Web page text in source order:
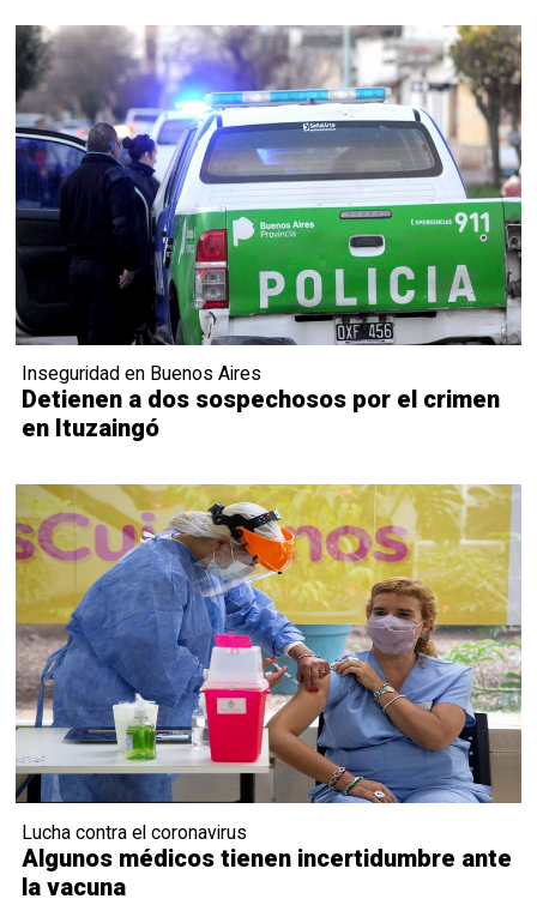
Inseguridad en Buenos Aires
Detienen a dos sospechosos por el crimen
en Ituzaingó
Lucha contra el coronavirus
Algunos médicos tienen incertidumbre ante
la vacuna